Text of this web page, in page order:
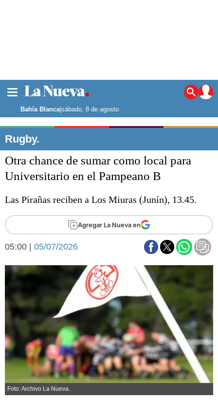
Noticias
La ciudad
Punta Alta
El mundo
Seguridad
Opinión
Deportes
Escenario Olímpico
Básquetbol
Fútbol
Arte y cultura
Cines
Economía y campo
Economía y finanzas
Con el campo
Espacio empresas
Sociedad y tiempo
libre
Sociedad
Tecnología
Turismo
Salud
Es viral
El tiempo
Bahía Blanca|sábado, 8 de agosto
Rugby.
Otra chance de sumar como local para
Universitario en el Pampeano B
Las Pirañas reciben a Los Miuras (Junín), 13.45.
Agregar La Nueva en
05:00 | 05/07/2026
Foto: Archivo La Nueva.